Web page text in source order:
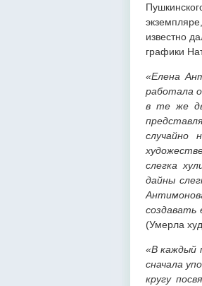
известно
графики
«Елена
работала
в те же
случайно
слегка
дайны
создавать
(Умерла
«В каждый
сначала
кругу